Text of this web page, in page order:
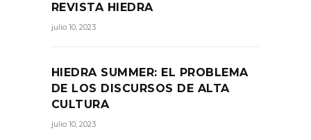
REVISTA HIEDRA
julio 10, 2023
HIEDRA SUMMER: EL PROBLEMA
DE LOS DISCURSOS DE ALTA
CULTURA
julio 10, 2023